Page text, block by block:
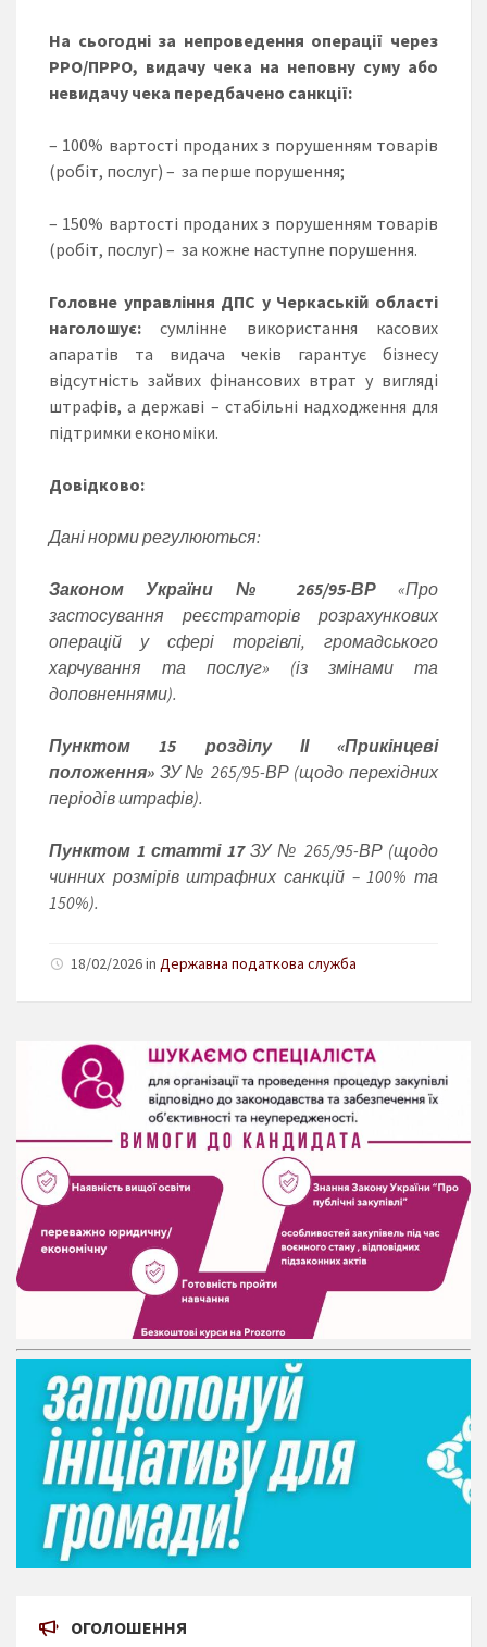
На сьогодні за непроведення операції через
РРО/ПРРО, видачу чека на неповну суму або
невидачу чека передбачено санкції:
– 100% вартості проданих з порушенням товарів
(робіт, послуг) – за перше порушення;
– 150% вартості проданих з порушенням товарів
(робіт, послуг) – за кожне наступне порушення.
Головне управління ДПС у Черкаській області
наголошує: сумлінне використання касових
апаратів та видача чеків гарантує бізнесу
відсутність зайвих фінансових втрат у вигляді
штрафів, а державі – стабільні надходження для
підтримки економіки.
Довідково:
Дані норми регулюються:
Законом України № 265/95-ВР
«Про
застосування реєстраторів розрахункових
операцій у сфері торгівлі, громадського
харчування та послуг» (із змінами та
доповненнями).
Пунктом
15 розділу ІІ «Прикінцеві
положення» ЗУ № 265/95-ВР (щодо перехідних
періодів штрафів).
Пунктом 1 статті 17 ЗУ № 265/95-ВР (щодо
чинних розмірів штрафних санкцій – 100% та
150%).
18/02/2026 in Державна податкова служба
ОГОЛОШЕННЯ